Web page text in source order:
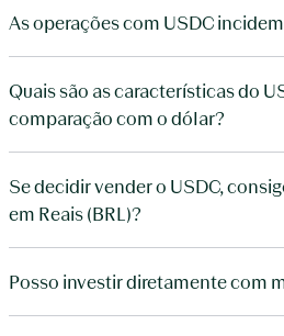
As operações com USDC
Quais são as características do
comparação com o dólar?
Se decidir vender o USDC,
em Reais (BRL)?
Posso investir diretamente com